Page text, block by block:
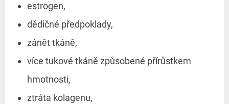
estrogen,
dědičné předpoklady,
zánět tkáně,
více tukové tkáně způsobené přírůstkem
hmotnosti,
ztráta kolagenu,